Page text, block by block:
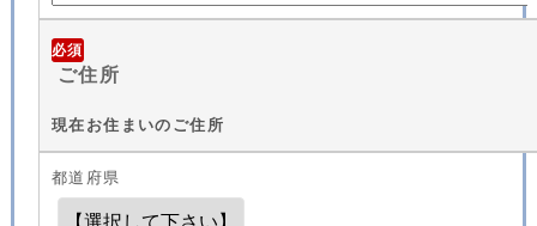
必須
ご住所
現在お住まいのご住所
都道府県